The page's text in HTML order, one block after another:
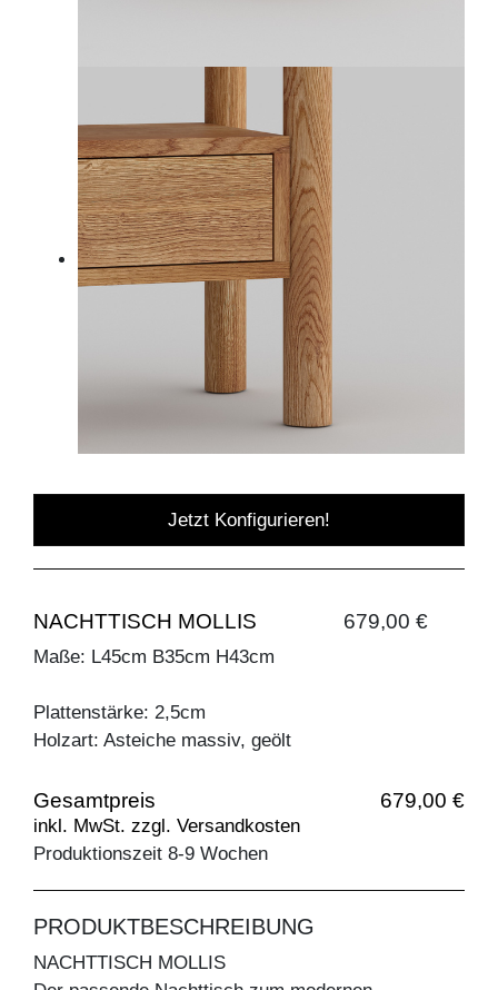
Jetzt Konfigurieren!
NACHTTISCH MOLLIS 679,00 €
Maße: L45cm B35cm H43cm
Plattenstärke: 2,5cm
Holzart: Asteiche massiv, geölt
Gesamtpreis 679,00 €
inkl. MwSt. zzgl. Versandkosten
Produktionszeit 8-9 Wochen
PRODUKTBESCHREIBUNG
NACHTTISCH MOLLIS